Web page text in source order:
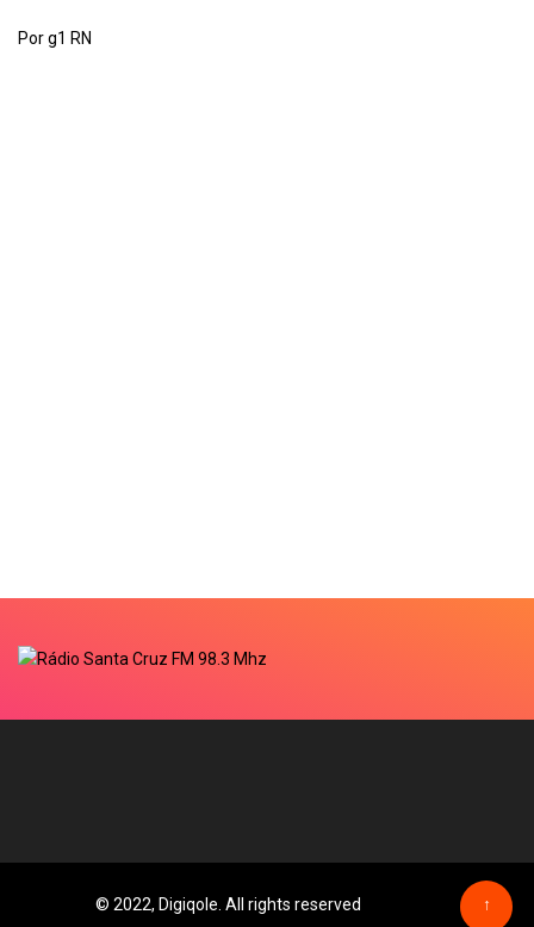
Por g1 RN
© 2022, Digiqole. All rights reserved ↑